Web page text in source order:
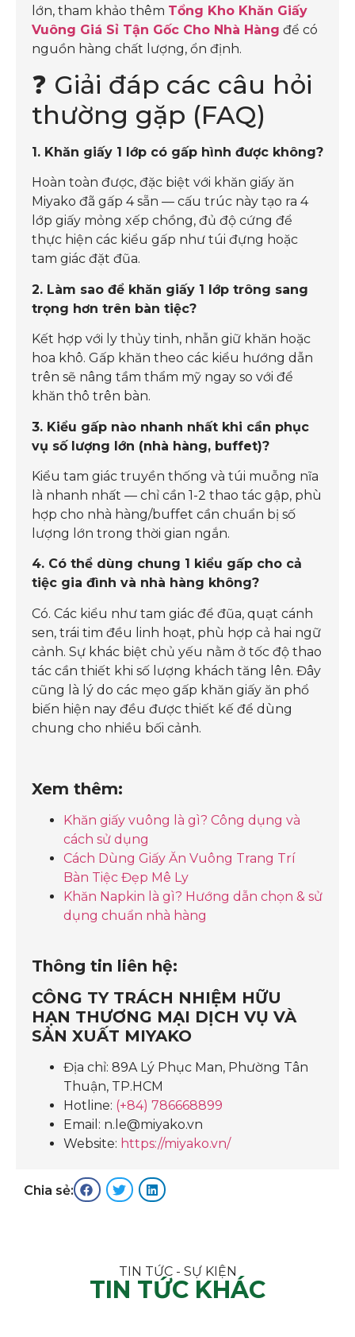
lớn, tham khảo thêm Tổng Kho Khăn Giấy
Vuông Giá Sỉ Tận Gốc Cho Nhà Hàng để có
nguồn hàng chất lượng, ổn định.
❓ Giải đáp các câu hỏi
thường gặp (FAQ)
1. Khăn giấy 1 lớp có gấp hình được không?
Hoàn toàn được, đặc biệt với khăn giấy ăn
Miyako đã gấp 4 sẵn — cấu trúc này tạo ra 4
lớp giấy mỏng xếp chồng, đủ độ cứng để
thực hiện các kiểu gấp như túi đựng hoặc
tam giác đặt đũa.
2. Làm sao để khăn giấy 1 lớp trông sang
trọng hơn trên bàn tiệc?
Kết hợp với ly thủy tinh, nhẫn giữ khăn hoặc
hoa khô. Gấp khăn theo các kiểu hướng dẫn
trên sẽ nâng tầm thẩm mỹ ngay so với để
khăn thô trên bàn.
3. Kiểu gấp nào nhanh nhất khi cần phục
vụ số lượng lớn (nhà hàng, buffet)?
Kiểu tam giác truyền thống và túi muỗng nĩa
là nhanh nhất — chỉ cần 1-2 thao tác gập, phù
hợp cho nhà hàng/buffet cần chuẩn bị số
lượng lớn trong thời gian ngắn.
4. Có thể dùng chung 1 kiểu gấp cho cả
tiệc gia đình và nhà hàng không?
Có. Các kiểu như tam giác để đũa, quạt cánh
sen, trái tim đều linh hoạt, phù hợp cả hai ngữ
cảnh. Sự khác biệt chủ yếu nằm ở tốc độ thao
tác cần thiết khi số lượng khách tăng lên. Đây
cũng là lý do các mẹo gấp khăn giấy ăn phổ
biến hiện nay đều được thiết kế để dùng
chung cho nhiều bối cảnh.
Xem thêm:
Khăn giấy vuông là gì? Công dụng và
cách sử dụng
Cách Dùng Giấy Ăn Vuông Trang Trí
Bàn Tiệc Đẹp Mê Ly
Khăn Napkin là gì? Hướng dẫn chọn & sử
dụng chuẩn nhà hàng
Thông tin liên hệ:
CÔNG TY TRÁCH NHIỆM HỮU
HẠN THƯƠNG MẠI DỊCH VỤ VÀ
SẢN XUẤT MIYAKO
Địa chỉ: 89A Lý Phục Man, Phường Tân
Thuận, TP.HCM
Hotline: (+84) 786668899
Email: n.le@miyako.vn
Website: https://miyako.vn/
Chia sẻ:
TIN TỨC - SỰ KIỆN
TIN TỨC KHÁC